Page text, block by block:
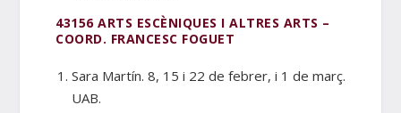
43156 ARTS ESCÈNIQUES I ALTRES ARTS –
COORD. FRANCESC FOGUET
Sara Martín. 8, 15 i 22 de febrer, i 1 de març.
UAB.